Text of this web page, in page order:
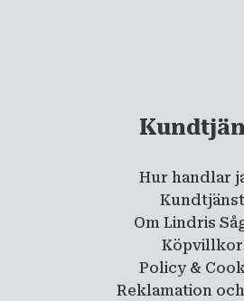
Hur handlar
Kundtjänst
Om Lindris
Köpvillkor
Policy &
Reklamation